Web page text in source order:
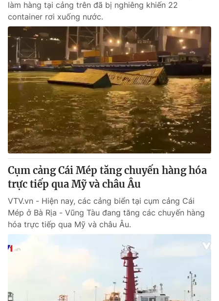
làm hàng tại cảng trên đã bị nghiêng khiến 22
container rơi xuống nước.
Cụm cảng Cái Mép tăng chuyến hàng hóa
trực tiếp qua Mỹ và châu Âu
VTV.vn - Hiện nay, các cảng biển tại cụm cảng Cái
Mép ở Bà Rịa - Vũng Tàu đang tăng các chuyến hàng
hóa trực tiếp qua Mỹ và châu Âu.